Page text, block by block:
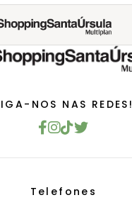
NOS NAS REDES!
Telefones